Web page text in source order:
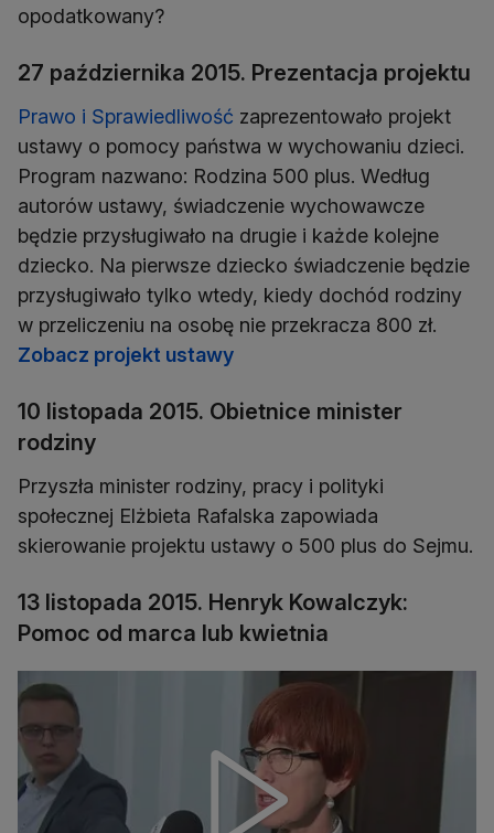
opodatkowany?
27 października 2015. Prezentacja projektu
Prawo i Sprawiedliwość zaprezentowało projekt
ustawy o pomocy państwa w wychowaniu dzieci.
Program nazwano: Rodzina 500 plus. Według
autorów ustawy, świadczenie wychowawcze
będzie przysługiwało na drugie i każde kolejne
dziecko. Na pierwsze dziecko świadczenie będzie
przysługiwało tylko wtedy, kiedy dochód rodziny
w przeliczeniu na osobę nie przekracza 800 zł.
Zobacz projekt ustawy
10 listopada 2015. Obietnice minister
rodziny
Przyszła minister rodziny, pracy i polityki
społecznej Elżbieta Rafalska zapowiada
skierowanie projektu ustawy o 500 plus do Sejmu.
13 listopada 2015. Henryk Kowalczyk:
Pomoc od marca lub kwietnia